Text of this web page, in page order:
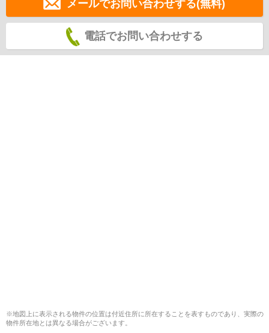
メールでお問い合わせする(無料)
電話でお問い合わせする
※地図上に表示される物件の位置は付近住所に所在することを表すものであり、実際の
物件所在地とは異なる場合がございます。